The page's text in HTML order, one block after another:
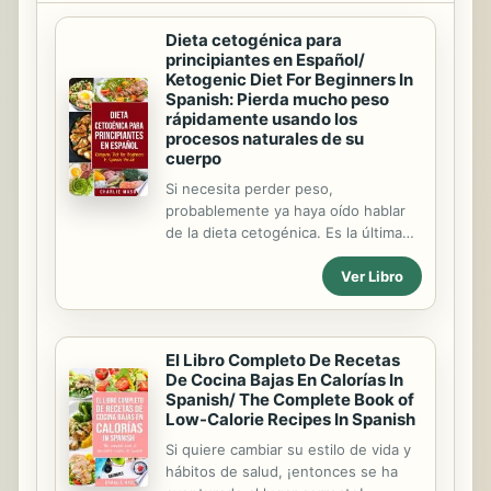
Dieta cetogénica para
principiantes en Español/
Ketogenic Diet For Beginners In
Spanish: Pierda mucho peso
rápidamente usando los
procesos naturales de su
cuerpo
Si necesita perder peso,
probablemente ya haya oído hablar
de la dieta cetogénica. Es la última
moda en el mundo de la dieta!
Entonces, ¿cuál es la diferencia? La
dieta keto se basa en la ciencia
en la pérdida de peso desde al
menos la década de 1980. La dieta
cetogénica se basa en aprovechar
los procesos naturales de quema de
grasa de su cuerpo para perder esas
libras en un abrir y cerrar de ojos. Así
que si estás buscando la guía de
Ver Libro
El Libro Completo De Recetas
De Cocina Bajas En Calorías In
Spanish/ The Complete Book of
Low-Calorie Recipes In Spanish
Si quiere cambiar su estilo de vida y
hábitos de salud, ¡entonces se ha